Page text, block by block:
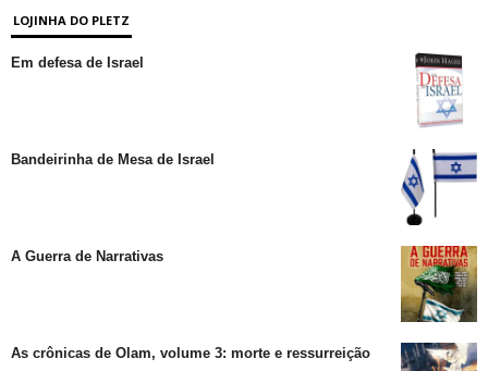
LOJINHA DO PLETZ
Em defesa de Israel
Bandeirinha de Mesa de Israel
A Guerra de Narrativas
As crônicas de Olam, volume 3: morte e ressurreição